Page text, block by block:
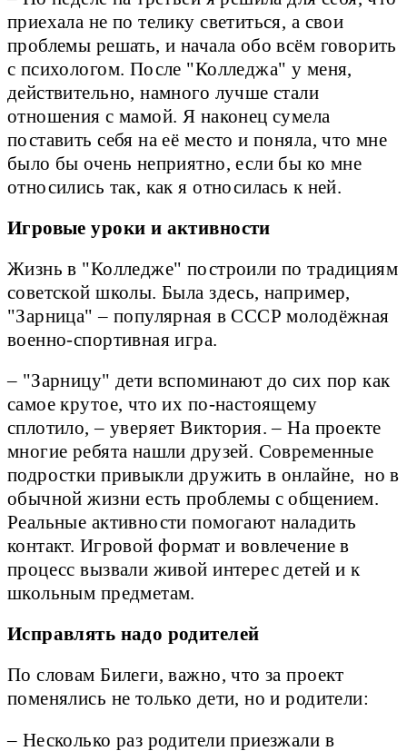
приехала не по телику светиться, а свои
проблемы решать, и начала обо всём говорить
с психологом. После "Колледжа" у меня,
действительно, намного лучше стали
отношения с мамой. Я наконец сумела
поставить себя на её место и поняла, что мне
было бы очень неприятно, если бы ко мне
относились так, как я относилась к ней.
Игровые уроки и активности
Жизнь в "Колледже" построили по традициям
советской школы. Была здесь, например,
"Зарница" – популярная в СССР молодёжная
военно-спортивная игра.
– "Зарницу" дети вспоминают до сих пор как
самое крутое, что их по-настоящему
сплотило, – уверяет Виктория. – На проекте
многие ребята нашли друзей. Современные
подростки привыкли дружить в онлайне, но в
обычной жизни есть проблемы с общением.
Реальные активности помогают наладить
контакт. Игровой формат и вовлечение в
процесс вызвали живой интерес детей и к
школьным предметам.
Исправлять надо родителей
По словам Билеги, важно, что за проект
поменялись не только дети, но и родители:
– Несколько раз родители приезжали в